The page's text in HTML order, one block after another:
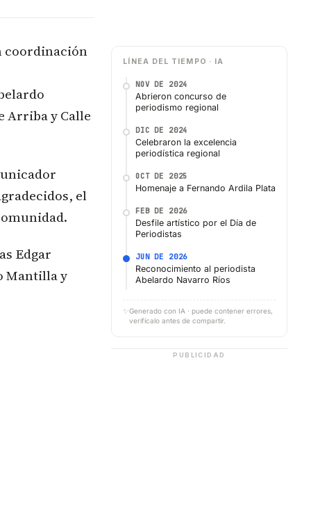
coordinación
Arriba y Calle
el
Edgar
Mantilla y
LÍNEA DEL TIEMPO · IA
NOV DE 2024
Abrieron concurso de
periodismo regional
DIC DE 2024
Celebraron la excelencia
periodística regional
OCT DE 2025
Homenaje a Fernando Ardila Plata
FEB DE 2026
Desfile artístico por el Día de
Periodistas
JUN DE 2026
Reconocimiento al periodista
Abelardo Navarro Ríos
✨ Generado con IA · puede contener errores,
verifícalo antes de compartir.
PUBLICIDAD